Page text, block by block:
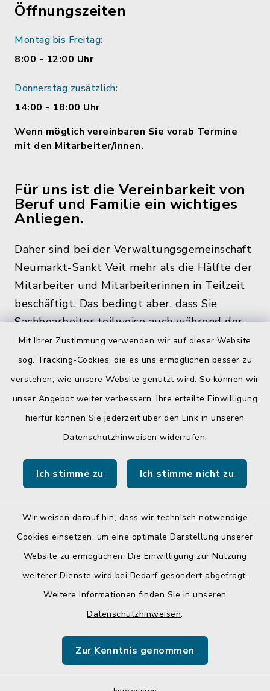
Mit Ihrer Zustimmung verwenden wir auf dieser Website
sog. Tracking-Cookies, die es uns ermöglichen besser zu
verstehen, wie unsere Website genutzt wird. So können wir
unser Angebot weiter verbessern. Ihre erteilte Einwilligung
hierfür können Sie jederzeit über den Link in unseren
Datenschutzhinweisen widerrufen.
Ich stimme zu Ich stimme nicht zu
Wir weisen darauf hin, dass wir technisch notwendige
Cookies einsetzen, um eine optimale Darstellung unserer
Website zu ermöglichen. Die Einwilligung zur Nutzung
weiterer Dienste wird bei Bedarf gesondert abgefragt.
Weitere Informationen finden Sie in unseren
Datenschutzhinweisen.
Zur Kenntnis genommen
Öffnungszeiten
Montag bis Freitag:
8:00 - 12:00 Uhr
Donnerstag zusätzlich:
14:00 - 18:00 Uhr
Wenn möglich vereinbaren Sie vorab Termine
mit den Mitarbeiter/innen.
Für uns ist die Vereinbarkeit von
Beruf und Familie ein wichtiges
Anliegen.
Daher sind bei der Verwaltungsgemeinschaft
Neumarkt-Sankt Veit mehr als die Hälfte der
Mitarbeiter und Mitarbeiterinnen in Teilzeit
beschäftigt. Das bedingt aber, dass Sie
Sachbearbeiter teilweise auch während der
üblichen Bürozeiten und zu den
Öffnungszeiten, nicht im Rathaus antreffen.
Quicklinks
Landratsamt Mühldorf a. Inn
Barrierefreiheit